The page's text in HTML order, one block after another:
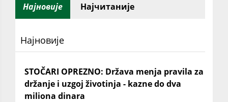
Најновије Најчитаније
Најновије
STOČARI OPREZNO: Država menja pravila za
držanje i uzgoj životinja - kazne do dva
miliona dinara